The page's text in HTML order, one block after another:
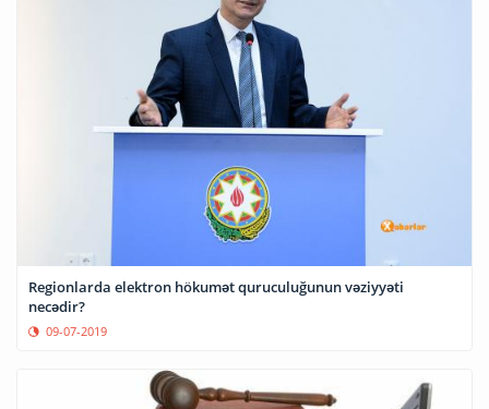
Regionlarda elektron hökumət quruculuğunun vəziyyəti
necədir?
09-07-2019